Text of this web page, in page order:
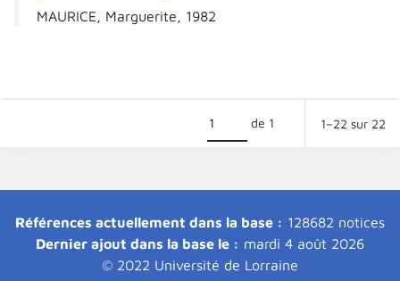
MAURICE, Marguerite, 1982
de 1 1–22 sur 22
Références actuellement dans la base : 128682 notices
Dernier ajout dans la base le : mardi 4 août 2026
© 2022 Université de Lorraine